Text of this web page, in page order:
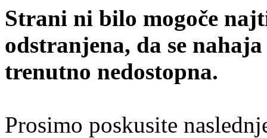
Strani ni bilo mogoče
odstranjena, da se
trenutno nedostopna.
Prosimo poskusite